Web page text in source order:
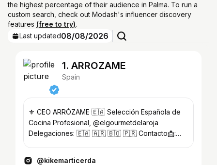
the highest percentage of their audience in Palma. To run a
custom search, check out Modash's influencer discovery
features (free to try).
Last updated08/08/2026
1. ARROZAME
Spain
⚜️ CEO ARRÓZAME 🇪🇦 Selección Española de
Cocina Profesional, @elgourmetdelaroja
Delegaciones: 🇪🇦 🇦🇷 🇧🇴 🇵🇷 Contacto📩:
@kikemarticerda